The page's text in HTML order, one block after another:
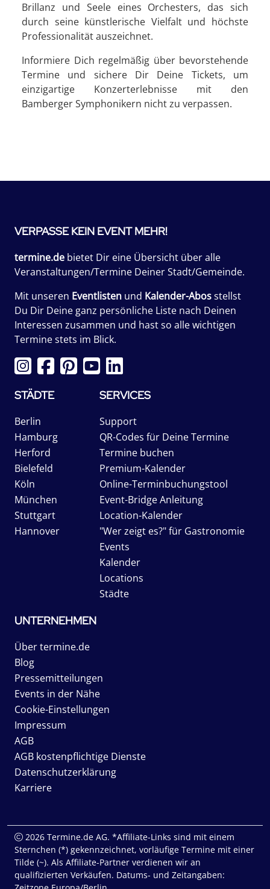
Brillanz und Seele eines Orchesters, das sich
durch seine künstlerische Vielfalt und höchste
Professionalität auszeichnet.
Informiere Dich regelmäßig über bevorstehende
Termine und sichere Dir Deine Tickets, um
einzigartige Konzerterlebnisse mit den
Bamberger Symphonikern nicht zu verpassen.
VERPASSE KEIN EVENT MEHR!
termine.de bietet Dir eine Übersicht über alle
Veranstaltungen/Termine Deiner Stadt/Gemeinde.
Mit unseren Eventlisten und Kalender-Abosstellst
Du Dir Deine ganz persönliche Liste nach Deinen
Interessen zusammen und hast so alle wichtigen
Termine stets im Blick.
STÄDTE
Berlin
Hamburg
Herford
Bielefeld
Köln
München
Stuttgart
Hannover
SERVICES
Support
QR-Codes für Deine Termine
Termine buchen
Premium-Kalender
Online-Terminbuchungstool
Event-Bridge Anleitung
Location-Kalender
"Wer zeigt es?" für Gastronomie
Events
Kalender
Locations
Städte
UNTERNEHMEN
Über termine.de
Blog
Pressemitteilungen
Events in der Nähe
Cookie-Einstellungen
Impressum
AGB
AGB kostenpflichtige Dienste
Datenschutzerklärung
Karriere
2026 Termine.de AG. *Affiliate-Links sind mit einem
Sternchen (*) gekennzeichnet, vorläufige Termine mit einer
Tilde (~). Als Affiliate-Partner verdienen wir an
qualifizierten Verkäufen. Datums- und Zeitangaben: